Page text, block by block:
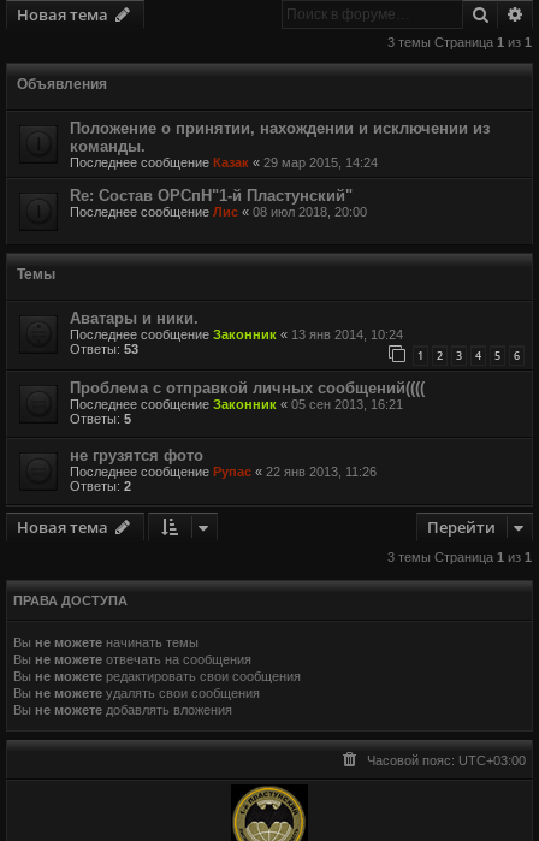
Новая тема Поиск
3 темы Страница 1 из 1
Объявления
Положение о принятии, нахождении и исключении из
команды.
Последнее сообщение Казак « 29 мар 2015, 14:24
Re: Состав ОРСпН"1-й Пластунский"
Последнее сообщение Лис « 08 июл 2018, 20:00
Темы
Аватары и ники.
Последнее сообщение Законник « 13 янв 2014, 10:24
Ответы: 53 1 2 3 4 5 6
Проблема с отправкой личных сообщений((((
Последнее сообщение Законник « 05 сен 2013, 16:21
Ответы: 5
не грузятся фото
Последнее сообщение Рупас « 22 янв 2013, 11:26
Ответы: 2
Новая тема Перейти
3 темы Страница 1 из 1
ПРАВА ДОСТУПА
Вы не можете начинать темы
Вы не можете отвечать на сообщения
Вы не можете редактировать свои сообщения
Вы не можете удалять свои сообщения
Вы не можете добавлять вложения
Часовой пояс: UTC+03:00